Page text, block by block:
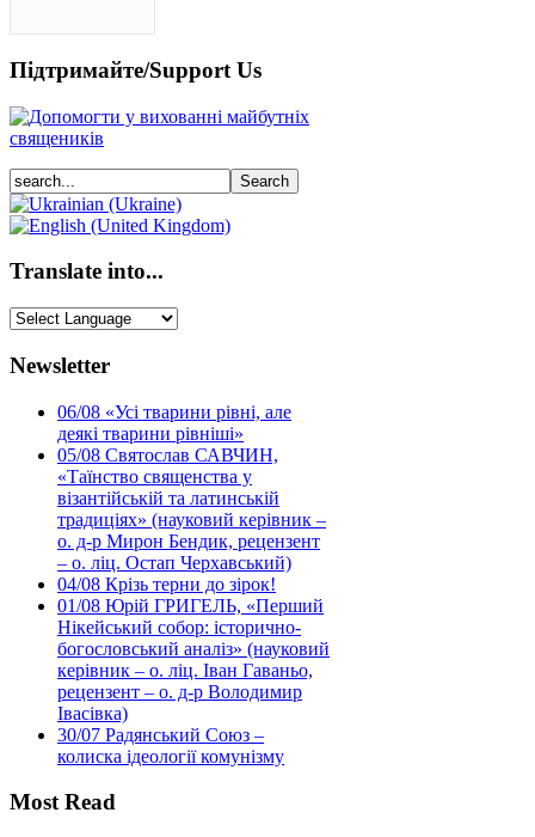
Підтримайте/Support Us
Translate into...
Newsletter
06/08 «Усі тварини рівні, але
деякі тварини рівніші»
05/08 Святослав САВЧИН,
«Таїнство священства у
візантійській та латинській
традиціях» (науковий керівник –
о. д-р Мирон Бендик, рецензент
– о. ліц. Остап Черхавський)
04/08 Крізь терни до зірок!
01/08 Юрій ГРИГЕЛЬ, «Перший
Нікейський собор: історично-
богословський аналіз» (науковий
керівник – о. ліц. Іван Гаваньо,
рецензент – о. д-р Володимир
Івасівка)
30/07 Радянський Союз –
колиска ідеології комунізму
Most Read